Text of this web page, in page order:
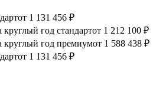
от 1 131 456 ₽
круглый год стандартот 1 212 100 ₽
круглый год премиумот 1 588 438 ₽
от 1 131 456 ₽